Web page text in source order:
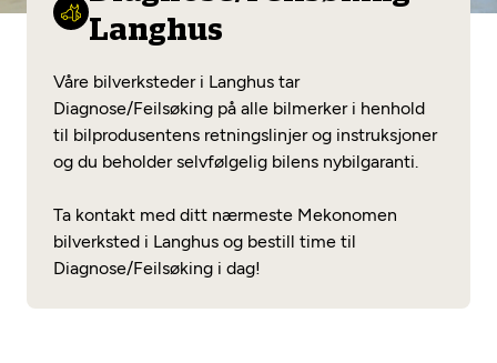
Diagnose/Feilsøking
Se alle (52) tjenester her
Mekonomen Bilkonto
Les mer
Fritt verkstedvalg
Mobilitetsgaranti
Nybilgaranti og fabrikkgaranti
Langhus
Våre bilverksteder i Langhus tar
Diagnose/Feilsøking på alle bilmerker i henhold
til bilprodusentens retningslinjer og instruksjoner
og du beholder selvfølgelig bilens nybilgaranti.
Ta kontakt med ditt nærmeste Mekonomen
bilverksted i Langhus og bestill time til
Diagnose/Feilsøking i dag!